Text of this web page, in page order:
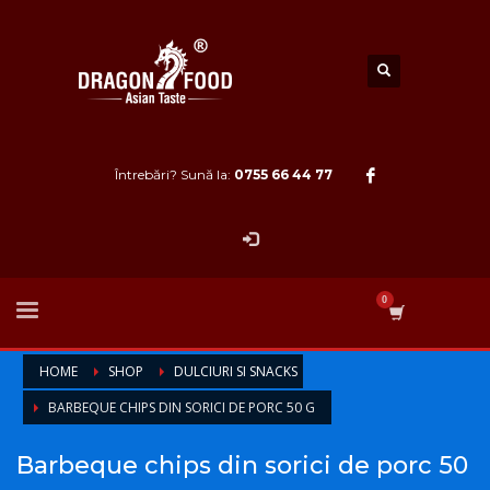
Întrebări? Sună la: 0755 66 44 77
HOME SHOP
DULCIURI SI SNACKS
BARBEQUE CHIPS DIN SORICI DE PORC 50 G
Barbeque chips din sorici de porc 50